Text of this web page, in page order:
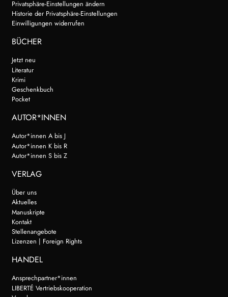
Privatsphäre-Einstellungen ändern
Historie der Privatsphäre-Einstellungen
Einwilligungen widerrufen
BÜCHER
Jetzt neu
Literatur
Krimi
Geschenkbuch
Pocket
AUTOR*INNEN
Autor*innen A bis J
Autor*innen K bis R
Autor*innen S bis Z
VERLAG
Über uns
Aktuelles
Manuskripte
Kontakt
Stellenangebote
Lizenzen | Foreign Rights
HANDEL
Ansprechpartner*innen
LIBERTÉ Vertriebskooperation